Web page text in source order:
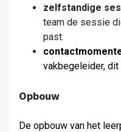
zelfstandige
team de sessie
past.
vakbegeleider,
Opbouw
De opbouw van het